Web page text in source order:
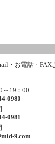
・お電話・FAX
～19：00
0980
0981
9.com